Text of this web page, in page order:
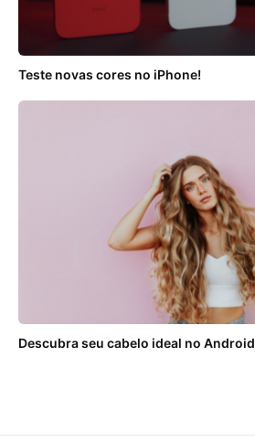
Teste novas cores no iPhone!
Descubra seu cabelo ideal no Android